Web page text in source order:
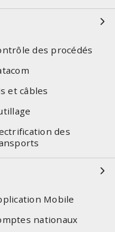
des procédés
et câbles
des
Mobile
nationaux